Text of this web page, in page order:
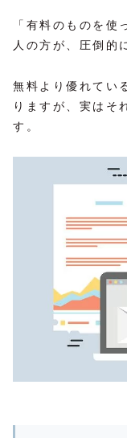
「有料のものを使
人の方が、圧倒的
無料より優れてい
りますが、実はそ
す。